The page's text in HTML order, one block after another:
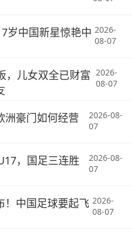
岁中国新星惊艳中 2026-
08-07
，儿女双全已财富 2026-
08-07
洲豪门如何经营
2026-08-
07
，国足三连胜
2026-08-
07
！中国足球要起飞 2026-
08-07